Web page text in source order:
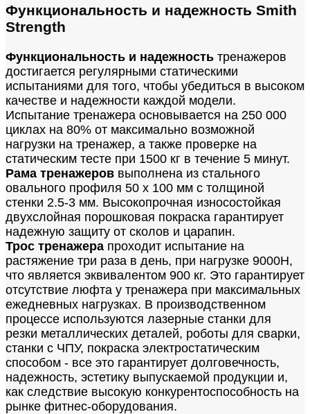
Функциональность и надежность Smith
Strength
Функциональность и надежность тренажеров
достигается регулярными статическими
испытаниями для того, чтобы убедиться в высоком
качестве и надежности каждой модели.
Испытание тренажера основывается на 250 000
циклах на 80% от максимально возможной
нагрузки на тренажер, а также проверке на
статическим тесте при 1500 кг в течение 5 минут.
Рама тренажеров выполнена из стального
овального профиля 50 х 100 мм с толщиной
стенки 2.5-3 мм. Высокопрочная износостойкая
двухслойная порошковая покраска гарантирует
надежную защиту от сколов и царапин.
Трос тренажера проходит испытание на
растяжение три раза в день, при нагрузке 9000H,
что является эквивалентом 900 кг. Это гарантирует
отсутствие люфта у тренажера при максимальных
ежедневных нагрузках. В производственном
процессе используются лазерные станки для
резки металлических деталей, роботы для сварки,
станки с ЧПУ, покраска электростатическим
способом - все это гарантирует долговечность,
надежность, эстетику выпускаемой продукции и,
как следствие высокую конкурентоспособность на
рынке фитнес-оборудования.